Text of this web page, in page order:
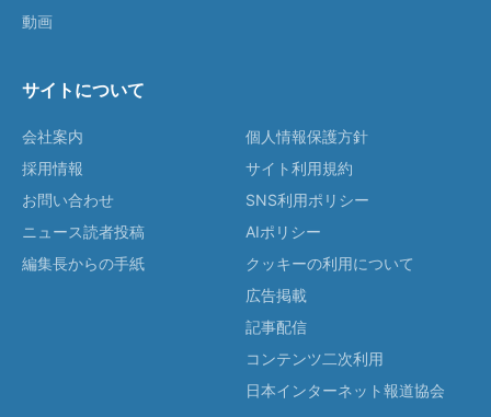
動画
サイトについて
会社案内
採用情報
お問い合わせ
ニュース読者投稿
編集長からの手紙
個人情報保護方針
サイト利用規約
SNS利用ポリシー
AIポリシー
クッキーの利用について
広告掲載
記事配信
コンテンツ二次利用
日本インターネット報道協会